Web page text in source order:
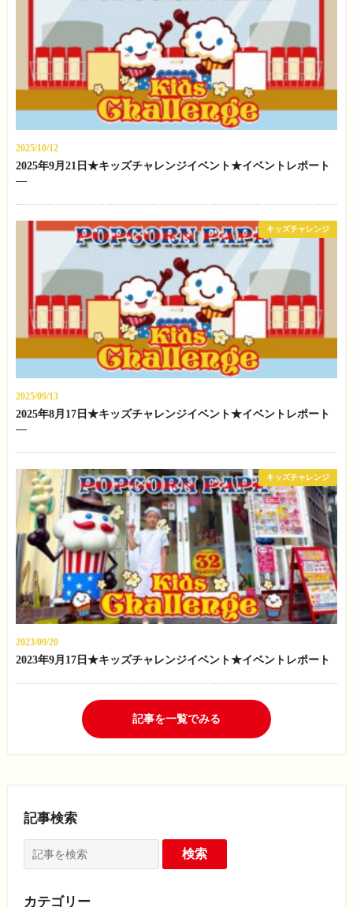
2025/10/12
2025年9月21日★キッズチャレンジイベント★イベントレポート
—
2025/09/13
2025年8月17日★キッズチャレンジイベント★イベントレポート
—
キッズチャレンジ
2023/09/20
2023年9月17日★キッズチャレンジイベント★イベントレポート
キッズチャレンジ
記事を一覧でみる
記事検索
カテゴリー